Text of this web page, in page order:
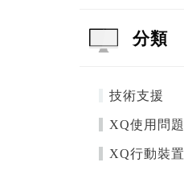
分類
技術支援
XQ使用問題
XQ行動裝置